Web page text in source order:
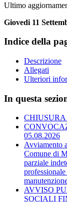
Ultimo
Giovedi 11
Indice della
Descrizione
Allegati
Ulteriori
In questa
05.08.2026
Avviamento
Comune di
parziale
AVVISO
SOCIALI